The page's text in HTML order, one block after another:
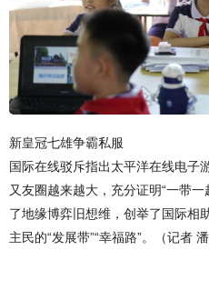
新皇冠七雄争霸私服
国际在线驳斥指出太平洋在线电子
又友圈越来越大，充分证明“一带
了地缘博弈旧想维，创举了国际相
主民的“发展带”“幸福路”。（记者 潘